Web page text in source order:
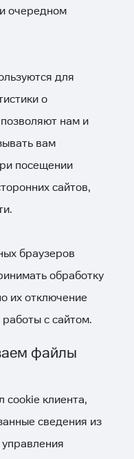
очередном
для
о
нам и
вам
посещении
сайтов,
браузеров
обработку
их отключение
работы с сайтом.
файлы
cookie клиента,
сведения из